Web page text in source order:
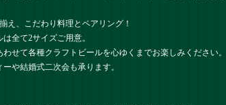
え、こだわり料理とペアリング！
全て2サイズご用意。
せて各種クラフトビールを心ゆくまでお楽しみください。
や結婚式二次会も承ります。